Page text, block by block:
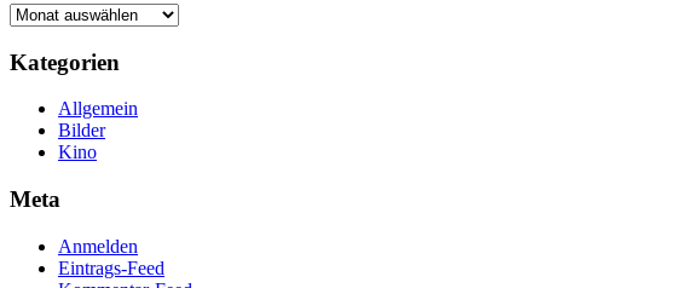
Archiv
Kategorien
Allgemein
Bilder
Kino
Meta
Anmelden
Eintrags-Feed